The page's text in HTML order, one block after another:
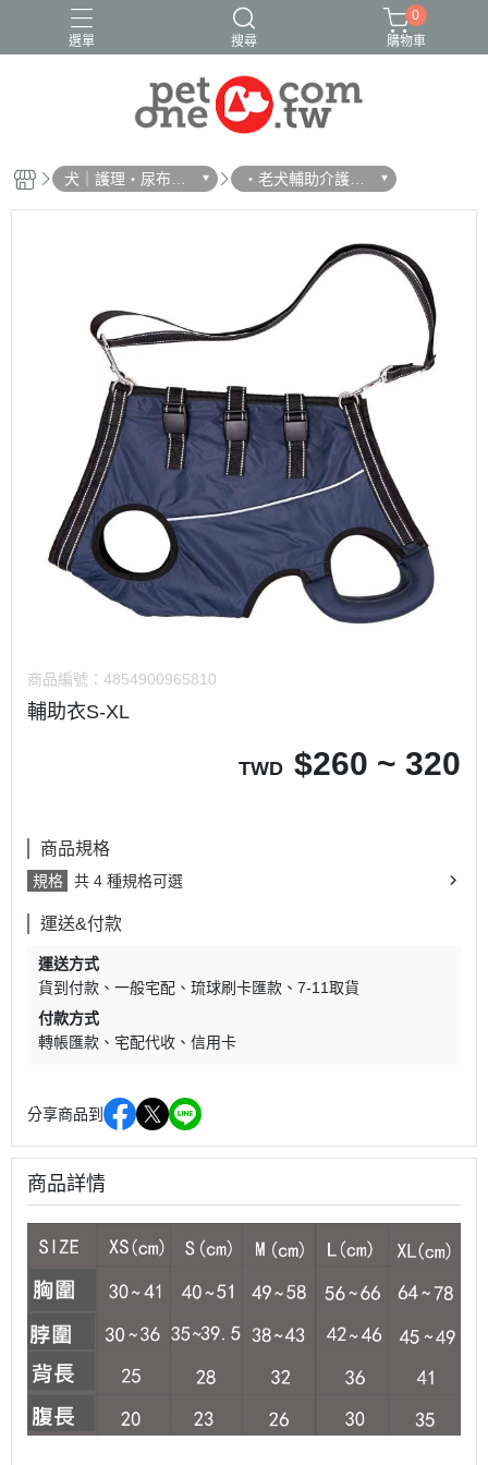
選單 搜尋
0
購物車
犬｜護理・尿布・
便盆
・老犬輔助介護｜
輔助輪
商品編號： 4854900965810
輔助衣S-XL
TWD $260 ~ 320
商品規格
規格 共 4 種規格可選
運送&付款
運送方式
貨到付款
一般宅配 琉球刷卡匯款
7-11取貨
付款方式
轉帳匯款
宅配代收 信用卡
分享商品到
商品詳情